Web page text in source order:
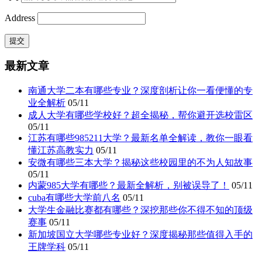
Address
最新文章
南通大学二本有哪些专业？深度剖析让你一看便懂的专
业全解析 05/11
成人大学有哪些学校好？超全揭秘，帮你避开选校雷区
05/11
江苏有哪些985211大学？最新名单全解读，教你一眼看
懂江苏高教实力 05/11
安微有哪些三本大学？揭秘这些校园里的不为人知故事
05/11
内蒙985大学有哪些？最新全解析，别被误导了！
05/11
cuba有哪些大学前八名 05/11
大学生金融比赛都有哪些？深挖那些你不得不知的顶级
赛事 05/11
新加坡国立大学哪些专业好？深度揭秘那些值得入手的
王牌学科 05/11